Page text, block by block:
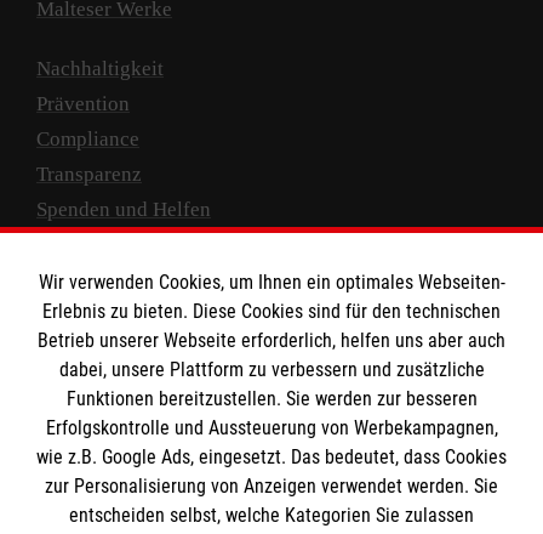
Malteser Werke
Nachhaltigkeit
Prävention
Compliance
Transparenz
Spenden und Helfen
Empfänger: Malteser Hilfsdienst e.V.
IBAN: DE10 3706 0120 1201 2000 12
BIC: GENODED 1PA7
Wir verwenden Cookies, um Ihnen ein optimales Webseiten-
Erlebnis zu bieten. Diese Cookies sind für den technischen
Betrieb unserer Webseite erforderlich, helfen uns aber auch
dabei, unsere Plattform zu verbessern und zusätzliche
Funktionen bereitzustellen. Sie werden zur besseren
Erfolgskontrolle und Aussteuerung von Werbekampagnen,
wie z.B. Google Ads, eingesetzt. Das bedeutet, dass Cookies
zur Personalisierung von Anzeigen verwendet werden. Sie
entscheiden selbst, welche Kategorien Sie zulassen